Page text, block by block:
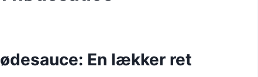
En lækker ret